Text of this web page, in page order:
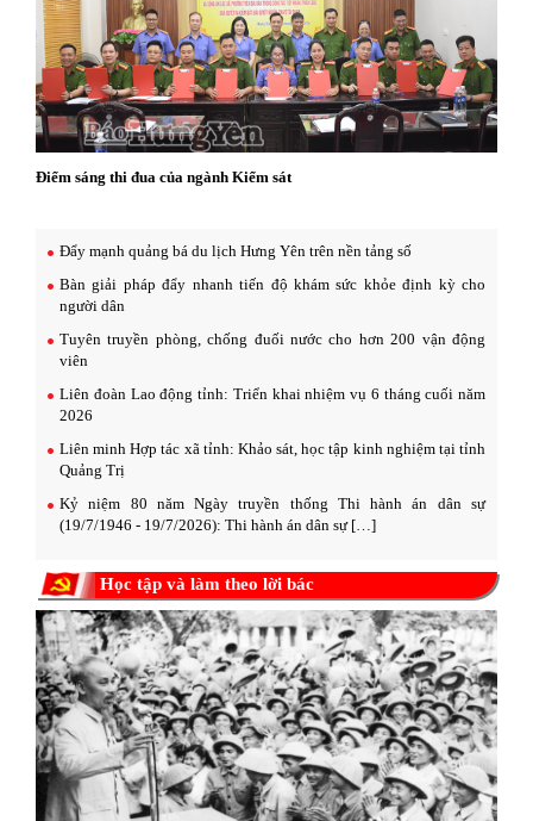
Điểm sáng thi đua của ngành Kiểm sát
Đẩy mạnh quảng bá du lịch Hưng Yên trên nền tảng số
Bàn giải pháp đẩy nhanh tiến độ khám sức khỏe định kỳ cho
người dân
Tuyên truyền phòng, chống đuối nước cho hơn 200 vận động
viên
Liên đoàn Lao động tỉnh: Triển khai nhiệm vụ 6 tháng cuối năm
2026
Liên minh Hợp tác xã tỉnh: Khảo sát, học tập kinh nghiệm tại tỉnh
Quảng Trị
Kỷ niệm 80 năm Ngày truyền thống Thi hành án dân sự
(19/7/1946 - 19/7/2026): Thi hành án dân sự […]
Học tập và làm theo lời bác